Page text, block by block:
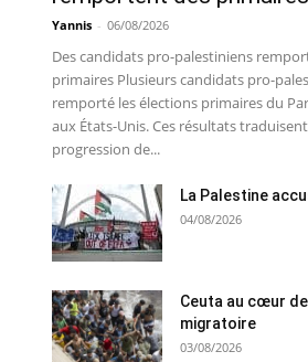
Yannis - 06/08/2026
Des candidats pro-palestiniens
primaires Plusieurs candidats pro-
remporté les élections primaires du
aux États-Unis. Ces résultats
progression de...
La Palestine
04/08/2026
Ceuta au cœur
migratoire
03/08/2026